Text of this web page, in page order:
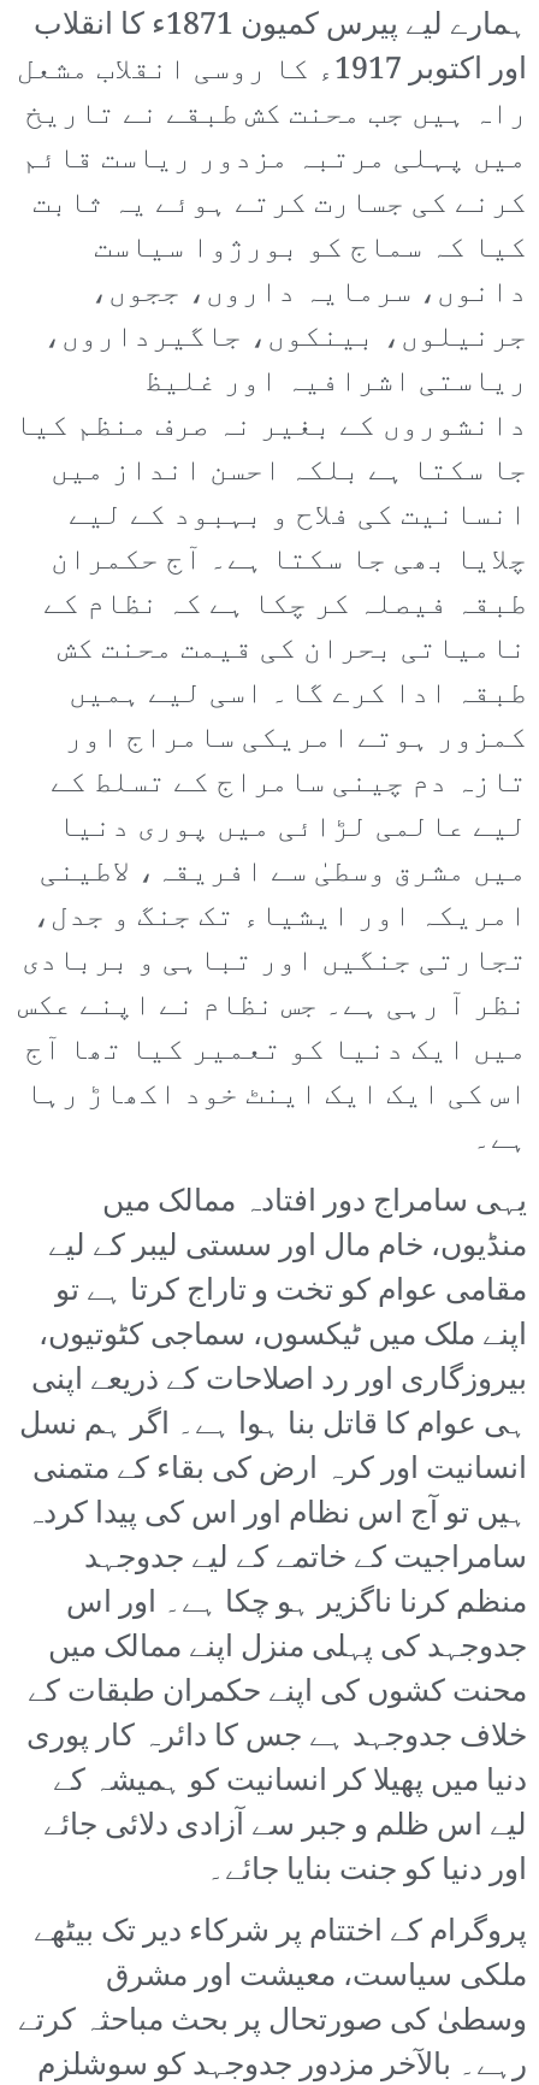
ہمارے لیے پیرس کمیون 1871ء کا انقلاب
اور اکتوبر 1917ء کا روسی انقلاب مشعل
راہ ہیں جب محنت کش طبقے نے تاریخ
میں پہلی مرتبہ مزدور ریاست قائم
کرنے کی جسارت کرتے ہوئے یہ ثابت
کیا کہ سماج کو بورژوا سیاست
دانوں، سرمایہ داروں، ججوں،
جرنیلوں، بینکوں، جاگیرداروں،
ریاستی اشرافیہ اور غلیظ
دانشوروں کے بغیر نہ صرف منظم کیا
جا سکتا ہے بلکہ احسن انداز میں
انسانیت کی فلاح و بہبود کے لیے
چلایا بھی جا سکتا ہے۔ آج حکمران
طبقہ فیصلہ کر چکا ہے کہ نظام کے
نامیاتی بحران کی قیمت محنت کش
طبقہ ادا کرے گا۔ اسی لیے ہمیں
کمزور ہوتے امریکی سامراج اور
تازہ دم چینی سامراج کے تسلط کے
لیے عالمی لڑائی میں پوری دنیا
میں مشرق وسطیٰ سے افریقہ، لاطینی
امریکہ اور ایشیاء تک جنگ و جدل،
تجارتی جنگیں اور تباہی و بربادی
نظر آ رہی ہے۔ جس نظام نے اپنے عکس
میں ایک دنیا کو تعمیر کیا تھا آج
اس کی ایک ایک اینٹ خود اکھاڑ رہا
ہے۔
یہی سامراج دور افتادہ ممالک میں
منڈیوں، خام مال اور سستی لیبر کے لیے
مقامی عوام کو تخت و تاراج کرتا ہے تو
اپنے ملک میں ٹیکسوں، سماجی کٹوتیوں،
بیروزگاری اور رد اصلاحات کے ذریعے اپنی
ہی عوام کا قاتل بنا ہوا ہے۔ اگر ہم نسل
انسانیت اور کرہ ارض کی بقاء کے متمنی
ہیں تو آج اس نظام اور اس کی پیدا کردہ
سامراجیت کے خاتمے کے لیے جدوجہد
منظم کرنا ناگزیر ہو چکا ہے۔ اور اس
جدوجہد کی پہلی منزل اپنے ممالک میں
محنت کشوں کی اپنے حکمران طبقات کے
خلاف جدوجہد ہے جس کا دائرہ کار پوری
دنیا میں پھیلا کر انسانیت کو ہمیشہ کے
لیے اس ظلم و جبر سے آزادی دلائی جائے
اور دنیا کو جنت بنایا جائے۔
پروگرام کے اختتام پر شرکاء دیر تک بیٹھے
ملکی سیاست، معیشت اور مشرق
وسطیٰ کی صورتحال پر بحث مباحثہ کرتے
رہے۔ بالآخر مزدور جدوجہد کو سوشلزم